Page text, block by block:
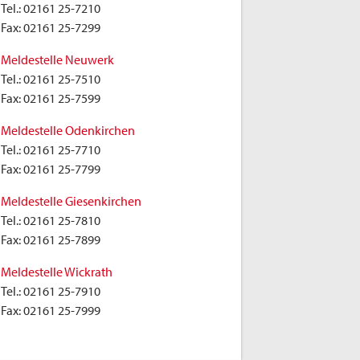
Tel.:02161 25-7210
Fax:02161 25-7299
Meldestelle Neuwerk
Tel.:02161 25-7510
Fax:02161 25-7599
Meldestelle Odenkirchen
Tel.:02161 25-7710
Fax:02161 25-7799
Meldestelle Giesenkirchen
Tel.:02161 25-7810
Fax:02161 25-7899
Meldestelle Wickrath
Tel.:02161 25-7910
Fax:02161 25-7999